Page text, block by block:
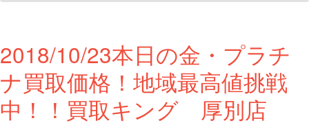
2018/10/23本日の金・プラチ
ナ買取価格！地域最高値挑戦
中！！買取キング 厚別店